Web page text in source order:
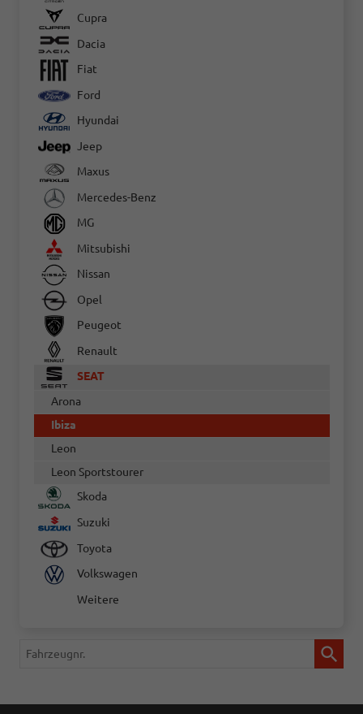
Cupra
Dacia
Fiat
Ford
Hyundai
Jeep
Maxus
Mercedes-Benz
MG
Mitsubishi
Nissan
Opel
Peugeot
Renault
SEAT
Arona
Ibiza
Leon
Leon Sportstourer
Skoda
Suzuki
Toyota
Volkswagen
Weitere
Fahrzeugnr.